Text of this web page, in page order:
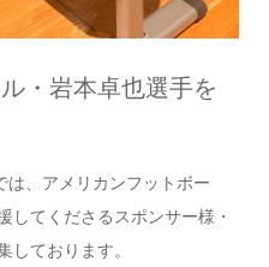
・岩本卓也選手を
、アメリカンフットボー
してくださるスポンサー様・
しております。